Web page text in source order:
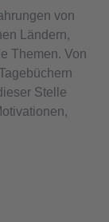
von
Ländern,
Themen. Von
Stelle